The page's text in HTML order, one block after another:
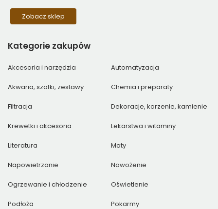
Zobacz sklep
Kategorie zakupów
Akcesoria i narzędzia Automatyzacja
Akwaria, szafki, zestawy Chemia i preparaty
Filtracja Dekoracje, korzenie, kamienie
Krewetki i akcesoria Lekarstwa i witaminy
Literatura Maty
Napowietrzanie Nawożenie
Ogrzewanie i chłodzenie Oświetlenie
Podłoża Pokarmy